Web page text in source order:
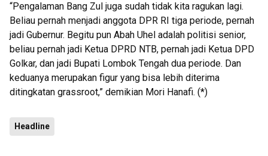
“Pengalaman Bang Zul juga sudah tidak kita ragukan lagi.
Beliau pernah menjadi anggota DPR RI tiga periode, pernah
jadi Gubernur. Begitu pun Abah Uhel adalah politisi senior,
beliau pernah jadi Ketua DPRD NTB, pernah jadi Ketua DPD
Golkar, dan jadi Bupati Lombok Tengah dua periode. Dan
keduanya merupakan figur yang bisa lebih diterima
ditingkatan grassroot,” demikian Mori Hanafi. (*)
Headline